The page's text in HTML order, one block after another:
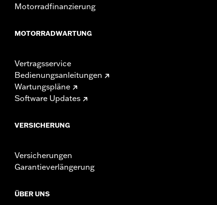
Motorradfinanzierung
MOTORRADWARTUNG
Vertragsservice
Bedienungsanleitungen
Wartungspläne
Software Updates
VERSICHERUNG
Versicherungen
Garantieverlängerung
ÜBER UNS